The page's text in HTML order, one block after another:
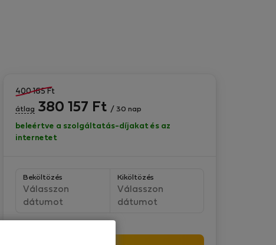
400 165 Ft
átlag 380 157 Ft / 30 nap
beleértve a szolgáltatás-díjakat és az
internetet
Beköltözés
Válasszon
dátumot
Kiköltözés
Válasszon
dátumot